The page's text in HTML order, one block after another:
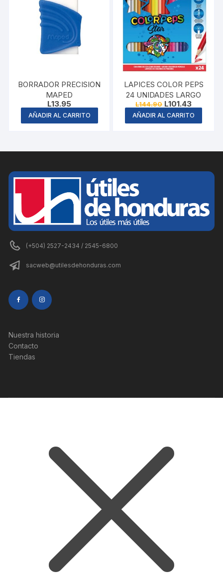
BORRADOR PRECISION
MAPED
L13.95
AÑADIR AL CARRITO
LAPICES COLOR PEPS
24 UNIDADES LARGO
L144.90 Original
price
was:
L144.90.
L101.43Current
price
is:
L101.43.
AÑADIR AL CARRITO
(+504) 2527-2434 / 2545-6800
sacweb@utilesdehonduras.com
Nuestra historia
Contacto
Tiendas